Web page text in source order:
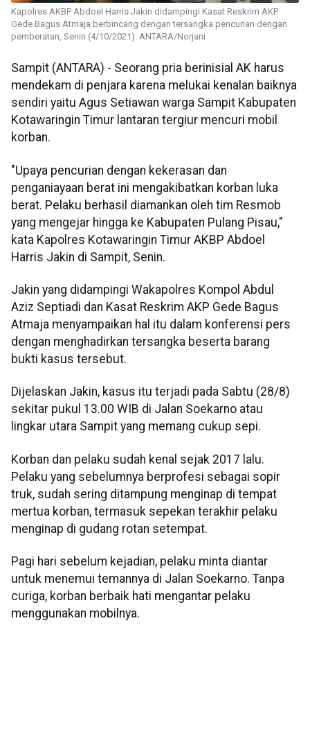
Kapolres AKBP Abdoel Harris Jakin didampingi Kasat Reskrim AKP
Gede Bagus Atmaja berbincang dengan tersangka pencurian dengan
pemberatan, Senin (4/10/2021). ANTARA/Norjani
Sampit (ANTARA) - Seorang pria berinisial AK harus
mendekam di penjara karena melukai kenalan baiknya
sendiri yaitu Agus Setiawan warga Sampit Kabupaten
Kotawaringin Timur lantaran tergiur mencuri mobil
korban.
"Upaya pencurian dengan kekerasan dan
penganiayaan berat ini mengakibatkan korban luka
berat. Pelaku berhasil diamankan oleh tim Resmob
yang mengejar hingga ke Kabupaten Pulang Pisau,"
kata Kapolres Kotawaringin Timur AKBP Abdoel
Harris Jakin di Sampit, Senin.
Jakin yang didampingi Wakapolres Kompol Abdul
Aziz Septiadi dan Kasat Reskrim AKP Gede Bagus
Atmaja menyampaikan hal itu dalam konferensi pers
dengan menghadirkan tersangka beserta barang
bukti kasus tersebut.
Dijelaskan Jakin, kasus itu terjadi pada Sabtu (28/8)
sekitar pukul 13.00 WIB di Jalan Soekarno atau
lingkar utara Sampit yang memang cukup sepi.
Korban dan pelaku sudah kenal sejak 2017 lalu.
Pelaku yang sebelumnya berprofesi sebagai sopir
truk, sudah sering ditampung menginap di tempat
mertua korban, termasuk sepekan terakhir pelaku
menginap di gudang rotan setempat.
Pagi hari sebelum kejadian, pelaku minta diantar
untuk menemui temannya di Jalan Soekarno. Tanpa
curiga, korban berbaik hati mengantar pelaku
menggunakan mobilnya.